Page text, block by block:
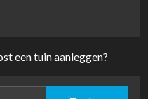
een tuin aanleggen?